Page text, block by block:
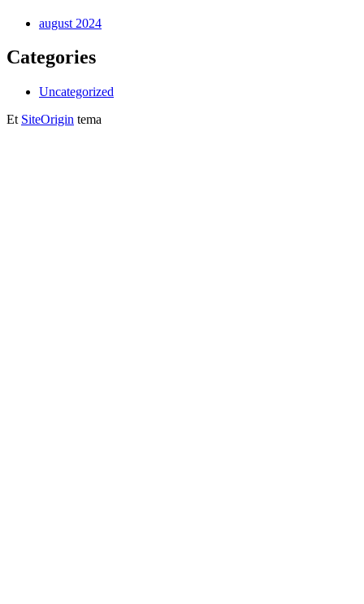
august 2024
Categories
Uncategorized
Et SiteOrigin tema